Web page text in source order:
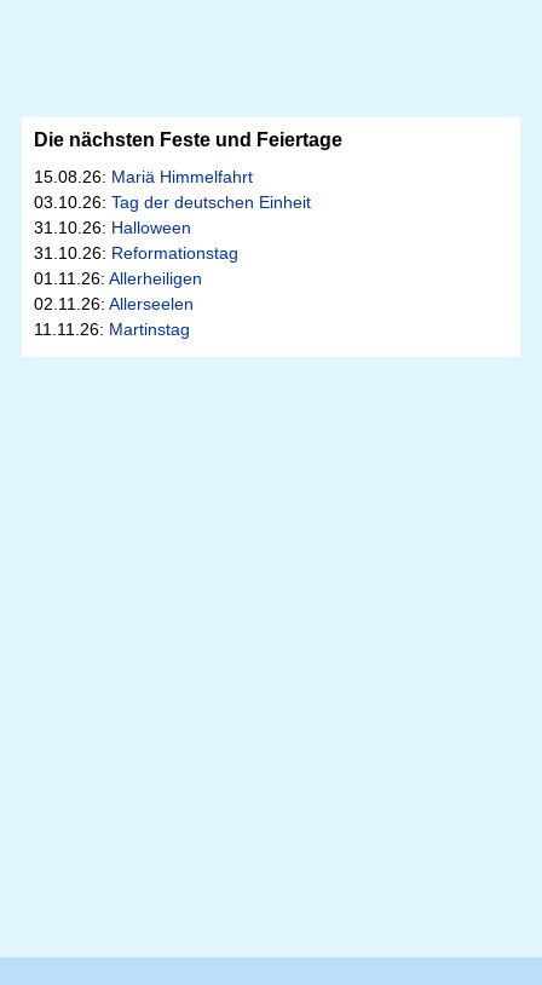
Die nächsten Feste und Feiertage
15.08.26: Mariä Himmelfahrt
03.10.26: Tag der deutschen Einheit
31.10.26: Halloween
31.10.26: Reformationstag
01.11.26: Allerheiligen
02.11.26: Allerseelen
11.11.26: Martinstag